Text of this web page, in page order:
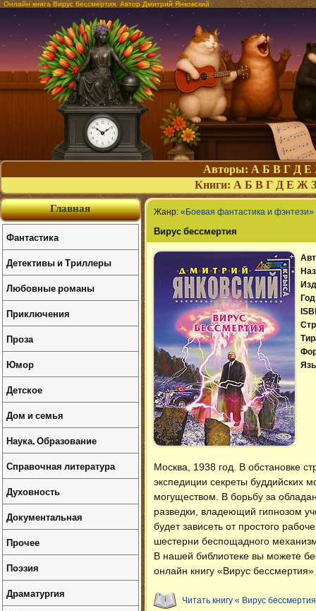
Онлайн книга Вирус бессмертия. Автор Дмитрий Янковский
Авторы: А Б В Г Д Е
Книги: А Б В Г Д Е Ж З
Жанр: «Боевая фантастика и фэнтези»
Вирус бессмертия
Москва, 1938 год. В обстановке
экспедиции секреты буддийских
могуществом. В борьбу за
разведки, владеющий гипнозом
будет зависеть от простого
шестерни беспощадного
В нашей библиотеке вы можете
онлайн книгу «Вирус
Читать книгу « Вирус
Главная
Фантастика
Детективы и Триллеры
Любовные романы
Приключения
Проза
Юмор
Детское
Дом и семья
Наука, Образование
Справочная литература
Духовность
Документальная
Прочее
Поэзия
Драматургия